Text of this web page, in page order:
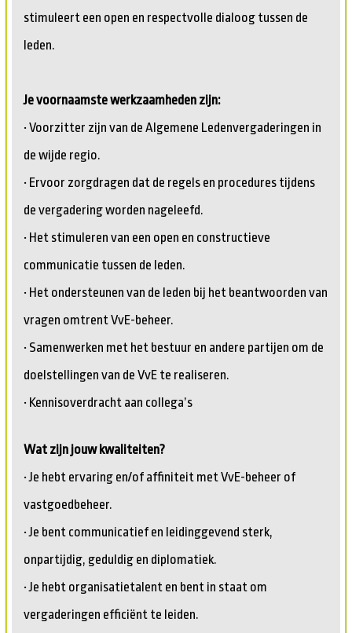
stimuleert een open en respectvolle dialoog tussen de
leden.
Je voornaamste werkzaamheden zijn:
• Voorzitter zijn van de Algemene Ledenvergaderingen in
de wijde regio.
• Ervoor zorgdragen dat de regels en procedures tijdens
de vergadering worden nageleefd.
• Het stimuleren van een open en constructieve
communicatie tussen de leden.
• Het ondersteunen van de leden bij het beantwoorden van
vragen omtrent VvE-beheer.
• Samenwerken met het bestuur en andere partijen om de
doelstellingen van de VvE te realiseren.
• Kennisoverdracht aan collega’s
Wat zijn jouw kwaliteiten?
• Je hebt ervaring en/of affiniteit met VvE-beheer of
vastgoedbeheer.
• Je bent communicatief en leidinggevend sterk,
onpartijdig, geduldig en diplomatiek.
• Je hebt organisatietalent en bent in staat om
vergaderingen efficiënt te leiden.